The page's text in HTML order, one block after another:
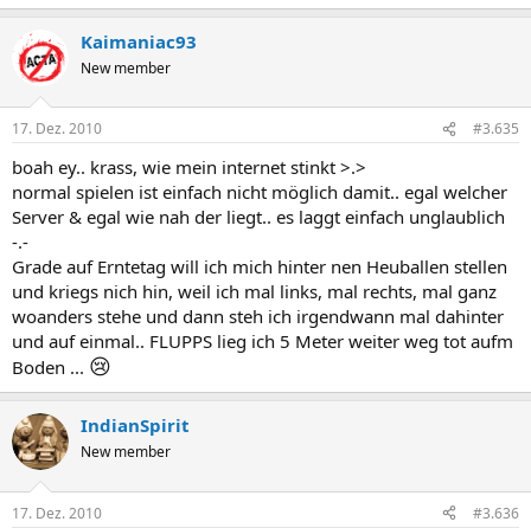
Kaimaniac93
New member
17. Dez. 2010 #3.635
boah ey.. krass, wie mein internet stinkt >.>
normal spielen ist einfach nicht möglich damit.. egal welcher
Server & egal wie nah der liegt.. es laggt einfach unglaublich
-.-
Grade auf Erntetag will ich mich hinter nen Heuballen stellen
und kriegs nich hin, weil ich mal links, mal rechts, mal ganz
woanders stehe und dann steh ich irgendwann mal dahinter
und auf einmal.. FLUPPS lieg ich 5 Meter weiter weg tot aufm
Boden ... 😢
IndianSpirit
New member
17. Dez. 2010 #3.636